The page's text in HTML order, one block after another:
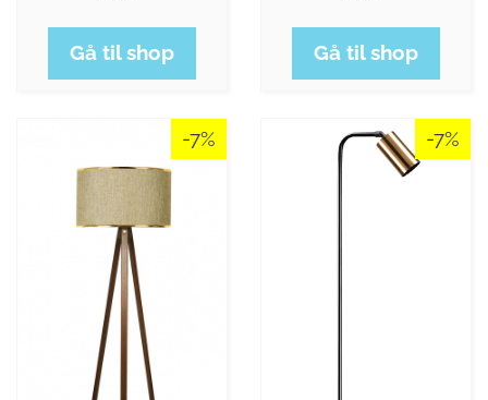
Gå til shop Gå til shop
-7% -7%